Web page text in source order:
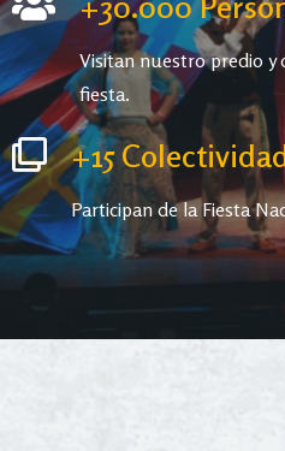
Visitan nuestro predio y
fiesta.
+15
Participan de la Fiesta